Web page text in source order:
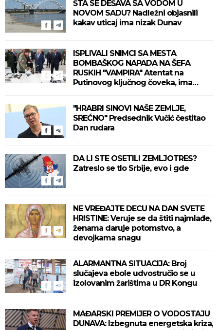
ŠTA SE DEŠAVA SA VODOM U
NOVOM SADU? Nadležni objasnili
kakav uticaj ima nizak Dunav
ISPLIVALI SNIMCI SA MESTA
BOMBAŠKOG NAPADA NA ŠEFA
RUSKIH "VAMPIRA" Atentat na
Putinovog ključnog čoveka, ima
"HRABRI SINOVI NAŠE ZEMLJE,
SREĆNO" Predsednik Vučić čestitao
Dan rudara
DA LI STE OSETILI ZEMLJOTRES?
Zatreslo se tlo Srbije, evo i gde
NE VREĐAJTE DECU NA DAN SVETE
HRISTINE: Veruje se da štiti najmlađe,
ženama daruje potomstvo, a
devojkama snagu
ALARMANTNA SITUACIJA: Broj
slučajeva ebole udvostručio se u
izolovanim žarištima u DR Kongu
MAĐARSKI PREMIJER O VODOSTAJU
DUNAVA: Izbegnuta energetska kriza,